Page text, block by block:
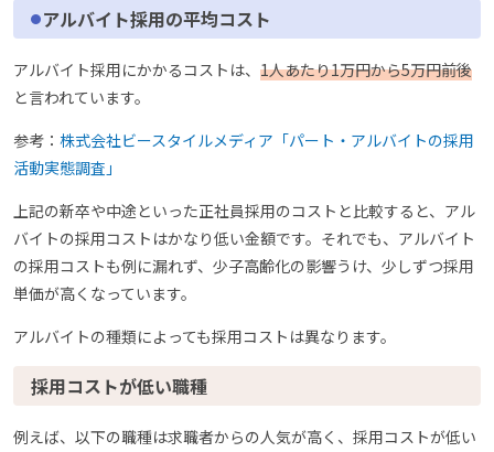
アルバイト採用の平均コスト
アルバイト採用にかかるコストは、 1人あたり1万円から5万円前後
と言われています。
参考： 株式会社ビースタイルメディア「パート・アルバイトの採用
活動実態調査」
上記の新卒や中途といった正社員採用のコストと比較すると、アル
バイトの採用コストはかなり低い金額です。それでも、アルバイト
の採用コストも例に漏れず、少子高齢化の影響うけ、少しずつ採用
単価が高くなっています。
アルバイトの種類によっても採用コストは異なります。
採用コストが低い職種
例えば、以下の職種は求職者からの人気が高く、採用コストが低い